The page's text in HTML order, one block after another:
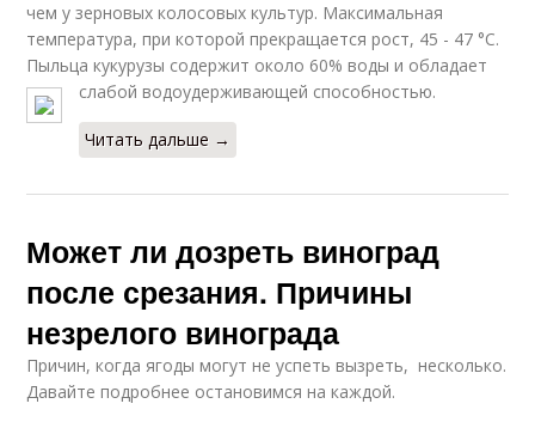
чем у зерновых колосовых культур. Максимальная
температура, при которой прекращается рост, 45 - 47 °С.
Пыльца кукурузы содержит около 60% воды и обладает
слабой водоудерживающей способностью.
Читать дальше →
Может ли дозреть виноград
после срезания. Причины
незрелого винограда
Причин, когда ягоды могут не успеть вызреть, несколько.
Давайте подробнее остановимся на каждой.